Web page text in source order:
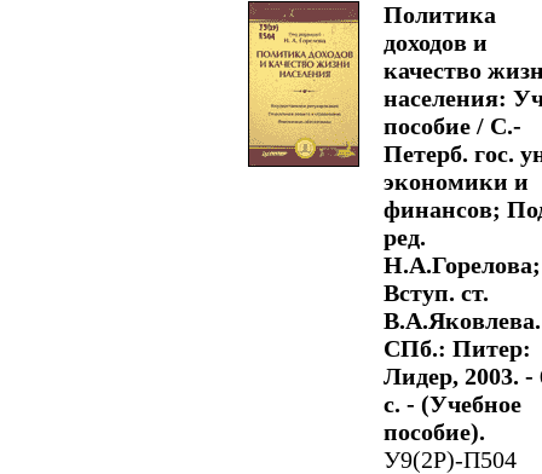
Политика
доходов и
качество
населения:
пособие / С.-
Петерб. гос.
экономики и
финансов;
ред.
Н.А.Горелова;
Вступ. ст.
СПб.: Питер:
Лидер, 2003. -
с. - (Учебное
пособие).
У9(2Р)-П504